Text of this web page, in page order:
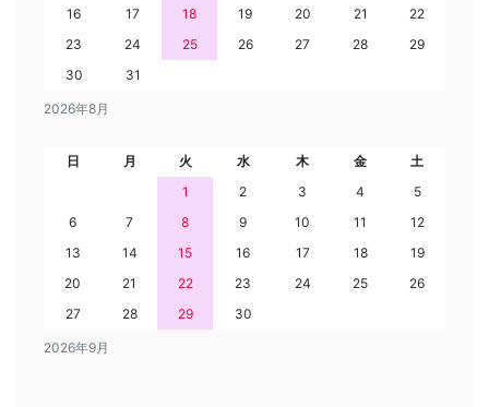
2026年8月
16
17 18 19 20 21
22
23
24 25 26 27 28
29
30
31
2026年9月
日 月 火 水 木 金
土
1
2 3 4
5
6
7 8 9 10 11
12
13
14 15 16 17 18
19
20
21 22 23 24 25
26
27
28 29 30